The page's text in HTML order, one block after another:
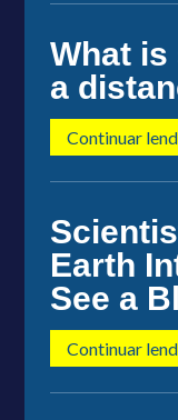
What
a
Continuar
Earth
See a
Continuar